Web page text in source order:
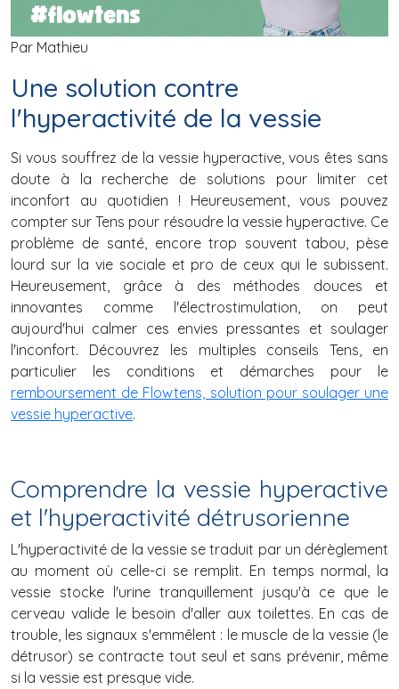
Par Mathieu
Une solution contre
l'hyperactivité de la vessie
Si vous souffrez de la vessie hyperactive, vous êtes sans
doute à la recherche de solutions pour limiter cet
inconfort au quotidien ! Heureusement, vous pouvez
compter sur Tens pour résoudre la vessie hyperactive. Ce
problème de santé, encore trop souvent tabou, pèse
lourd sur la vie sociale et pro de ceux qui le subissent.
Heureusement, grâce à des méthodes douces et
innovantes comme l'électrostimulation, on peut
aujourd'hui calmer ces envies pressantes et soulager
l'inconfort. Découvrez les multiples conseils Tens, en
particulier les conditions et démarches pour le
remboursement de Flowtens, solution pour soulager une
vessie hyperactive.
Comprendre la vessie hyperactive
et l'hyperactivité détrusorienne
L'hyperactivité de la vessie se traduit par un dérèglement
au moment où celle-ci se remplit. En temps normal, la
vessie stocke l'urine tranquillement jusqu'à ce que le
cerveau valide le besoin d'aller aux toilettes. En cas de
trouble, les signaux s'emmêlent : le muscle de la vessie (le
détrusor) se contracte tout seul et sans prévenir, même
si la vessie est presque vide.